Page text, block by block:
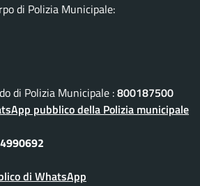
di Polizia Municipale:
di Polizia Municipale :800187500
pubblico della Polizia municipale
di WhatsApp